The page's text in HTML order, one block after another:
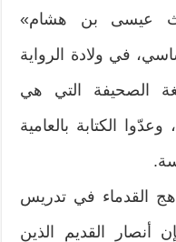
عيسى بن هشام»
في ولادة الرواية
الصحيفة التي هي
الكتابة بالعامية
القدماء في تدريس
أنصار القديم الذين